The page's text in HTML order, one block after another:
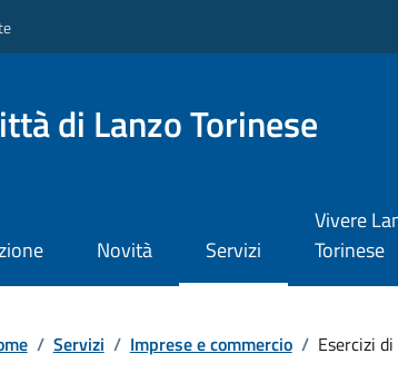
di Lanzo Torinese
Novità Servizi
Vivere
Torinese
/ Servizi / Imprese e commercio / Esercizi